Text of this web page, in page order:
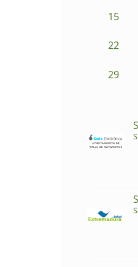
15
22
29